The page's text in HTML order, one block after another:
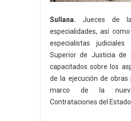
Sullana. Jueces de
especialidades, así
especialistas
Superior de Justicia de
capacitados sobre los
de la ejecución de obras
marco de la
Contrataciones del Estado.